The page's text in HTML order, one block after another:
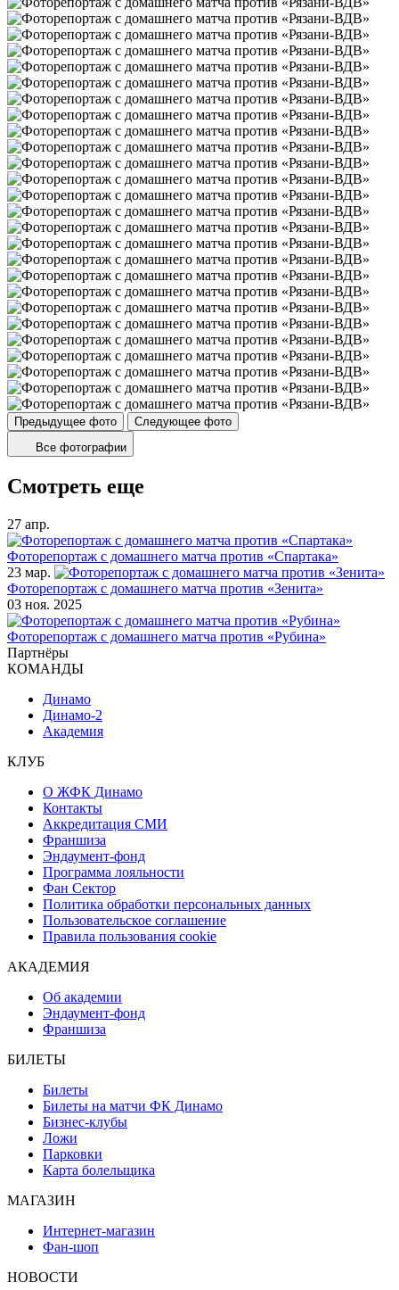
Предыдущее фото
Следующее фото
Все фотографии
Смотреть еще
27 апр.
Фоторепортаж с домашнего матча против «Спартака»
23 мар.
Фоторепортаж с домашнего матча против «Зенита»
03 ноя. 2025
Фоторепортаж с домашнего матча против «Рубина»
Партнёры
КОМАНДЫ
Динамо
Динамо-2
Академия
КЛУБ
О ЖФК Динамо
Контакты
Аккредитация СМИ
Франшиза
Эндаумент-фонд
Программа лояльности
Фан Сектор
Политика обработки персональных данных
Пользовательское соглашение
Правила пользования cookie
АКАДЕМИЯ
Об академии
Эндаумент-фонд
Франшиза
БИЛЕТЫ
Билеты
Билеты на матчи ФК Динамо
Бизнес-клубы
Ложи
Парковки
Карта болельщика
МАГАЗИН
Интернет-магазин
Фан-шоп
НОВОСТИ